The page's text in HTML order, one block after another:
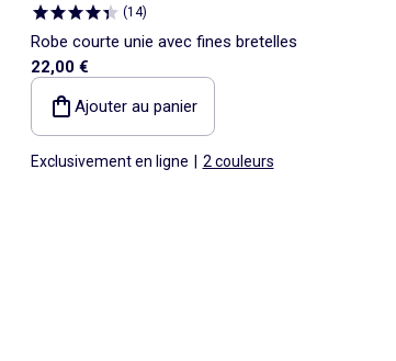
(14)
Robe courte unie avec fines bretelles
22,00 €
Ajouter au panier
Exclusivement en ligne 2 couleurs